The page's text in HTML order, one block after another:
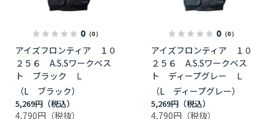
0 （0）
アイズフロンティア １０
２５６ A.S.Sワークベス
ト ブラック Ｌ
（L ブラック）
5,269円
4,790円
0（0）
アイズフロンティア １０
２５６ A.S.Sワークベス
ト ディープグレー Ｌ
（L ディープグレー）
5,269円
4,790円